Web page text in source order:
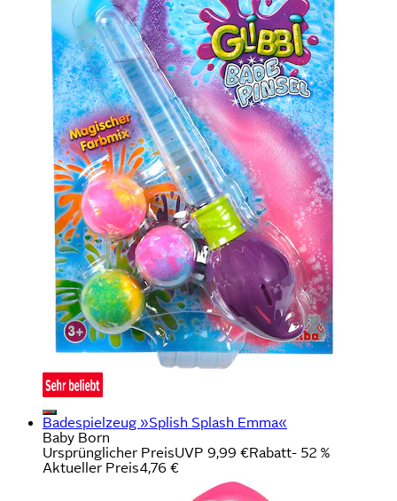
Badespielzeug »Splish Splash Emma«
Baby Born
Ursprünglicher PreisUVP 9,99 €Rabatt- 52 %
Aktueller Preis4,76 €